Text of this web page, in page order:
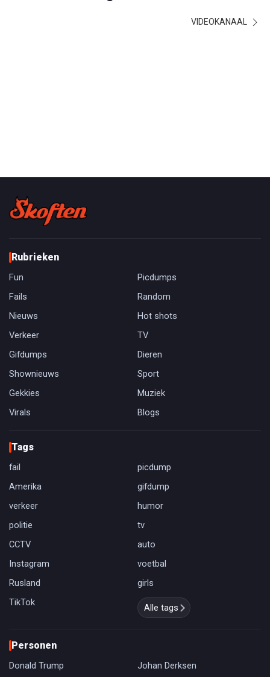
VIDEOKANAAL
Rubrieken
Fun
Picdumps
Fails
Random
Nieuws
Hot shots
Verkeer
TV
Gifdumps
Dieren
Shownieuws
Sport
Gekkies
Muziek
Virals
Blogs
Tags
fail
picdump
Amerika
gifdump
verkeer
humor
politie
tv
CCTV
auto
Instagram
voetbal
Rusland
girls
TikTok
Alle tags
Personen
Donald Trump
Johan Derksen